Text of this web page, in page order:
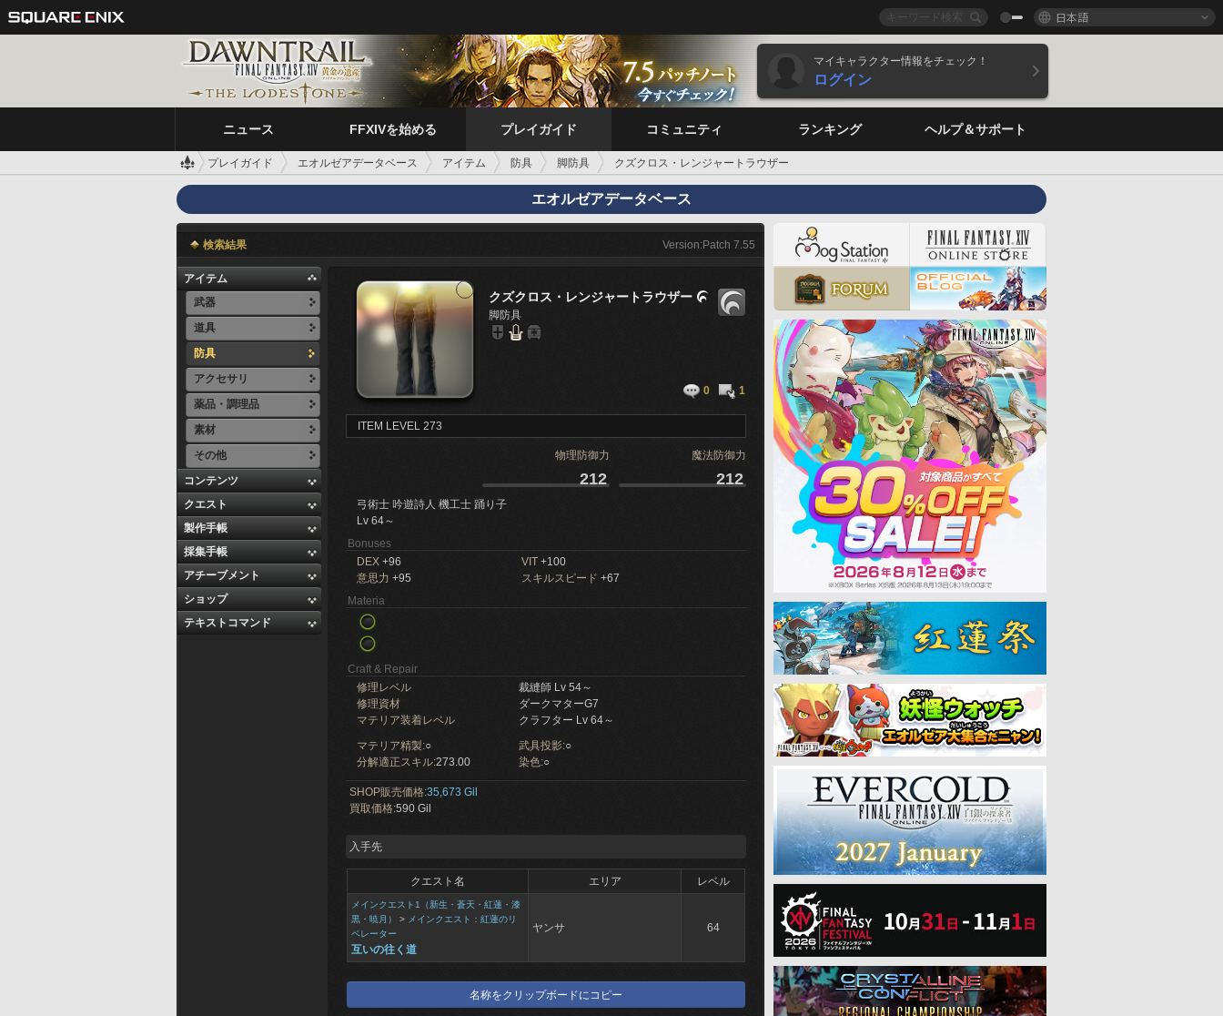
日本語
マイキャラクター情報をチェック！
ログイン
ニュース FFXIVを始める プレイガイド コミュニティ ランキング ヘルプ＆サポート
プレイガイド エオルゼアデータベース アイテム 防具 脚防具 クズクロス・レンジャートラウザー
エオルゼアデータベース
検索結果 Version:Patch 7.55
アイテム
武器
道具
防具
アクセサリ
薬品・調理品
素材
その他
コンテンツ
クエスト
製作手帳
採集手帳
アチーブメント
ショップ
テキストコマンド
クズクロス・レンジャートラウザー 
脚防具
0 1
ITEM LEVEL 273
物理防御力 魔法防御力
212 212
弓術士 吟遊詩人 機工士 踊り子
Lv 64～
Bonuses
DEX +96 VIT +100
意思力 +95 スキルスピード +67
Materia
Craft & Repair
修理レベル
裁縫師 Lv 54～
修理資材
ダークマターG7
マテリア装着レベル
クラフター Lv 64～
マテリア精製:○ 武具投影:○
分解適正スキル:273.00 染色:○
SHOP販売価格:35,673 Gil
買取価格:590 Gil
入手先
クエスト名 エリア レベル
メインクエスト1（新生・蒼天・紅蓮・漆
黒・暁月）
> メインクエスト：紅蓮のリ
ベレーター
互いの往く道
ヤンサ 64
名称をクリップボードにコピー